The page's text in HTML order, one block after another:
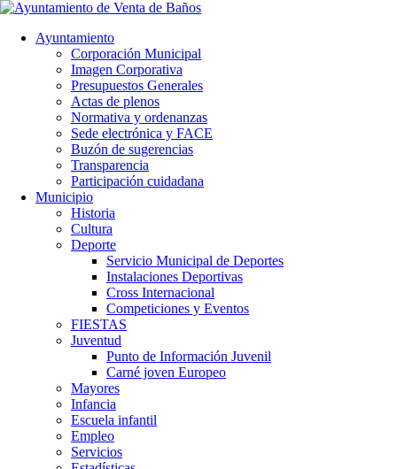
Ayuntamiento
Corporación Municipal
Imagen Corporativa
Presupuestos Generales
Actas de plenos
Normativa y ordenanzas
Sede electrónica y FACE
Buzón de sugerencias
Transparencia
Participación cuidadana
Municipio
Historia
Cultura
Deporte
Servicio Municipal de Deportes
Instalaciones Deportivas
Cross Internacional
Competiciones y Eventos
FIESTAS
Juventud
Punto de Información Juvenil
Carné joven Europeo
Mayores
Infancia
Escuela infantil
Empleo
Servicios